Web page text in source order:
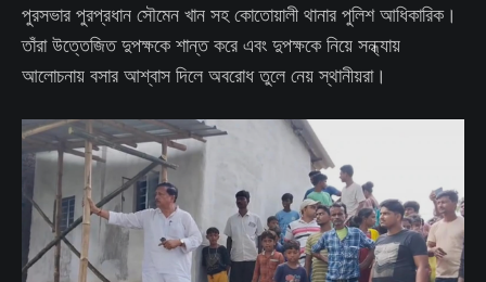
পুরসভার পুরপ্রধান সৌমেন খান সহ কোতোয়ালী থানার পুলিশ আধিকারিক।
তাঁরা উত্তেজিত দুপক্ষকে শান্ত করে এবং দুপক্ষকে নিয়ে সন্ধ্যায়
আলোচনায় বসার আশ্বাস দিলে অবরোধ তুলে নেয় স্থানীয়রা।